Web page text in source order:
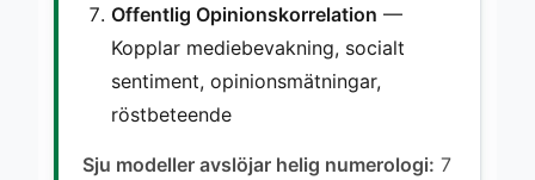
Offentlig Opinionskorrelation —
Kopplar mediebevakning, socialt
sentiment, opinionsmätningar,
röstbeteende
Sju modeller avslöjar helig numerologi: 7